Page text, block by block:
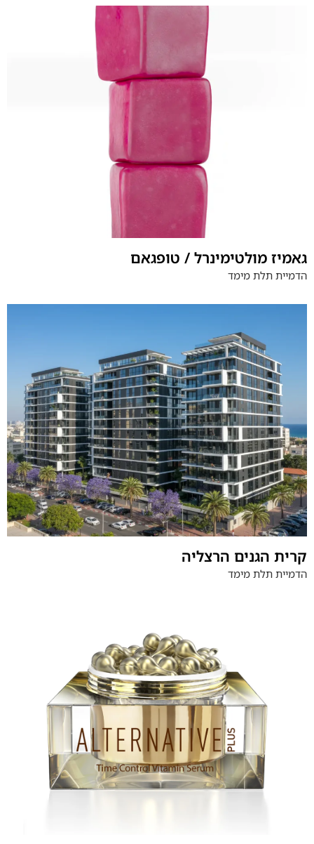
גאמיז מולטימינרל / טופגאם
הדמיית תלת מימד
קרית הגנים הרצליה
הדמיית תלת מימד